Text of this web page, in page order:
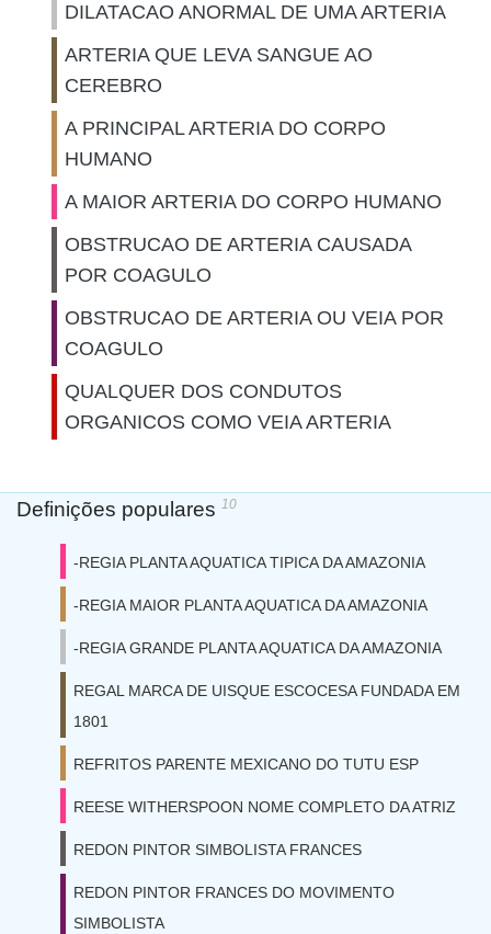
DILATACAO ANORMAL DE UMA ARTERIA
ARTERIA QUE LEVA SANGUE AO
CEREBRO
A PRINCIPAL ARTERIA DO CORPO
HUMANO
A MAIOR ARTERIA DO CORPO HUMANO
OBSTRUCAO DE ARTERIA CAUSADA
POR COAGULO
OBSTRUCAO DE ARTERIA OU VEIA POR
COAGULO
QUALQUER DOS CONDUTOS
ORGANICOS COMO VEIA ARTERIA
Definições populares 10
-REGIA PLANTA AQUATICA TIPICA DA AMAZONIA
-REGIA MAIOR PLANTA AQUATICA DA AMAZONIA
-REGIA GRANDE PLANTA AQUATICA DA AMAZONIA
REGAL MARCA DE UISQUE ESCOCESA FUNDADA EM
1801
REFRITOS PARENTE MEXICANO DO TUTU ESP
REESE WITHERSPOON NOME COMPLETO DA ATRIZ
REDON PINTOR SIMBOLISTA FRANCES
REDON PINTOR FRANCES DO MOVIMENTO
SIMBOLISTA